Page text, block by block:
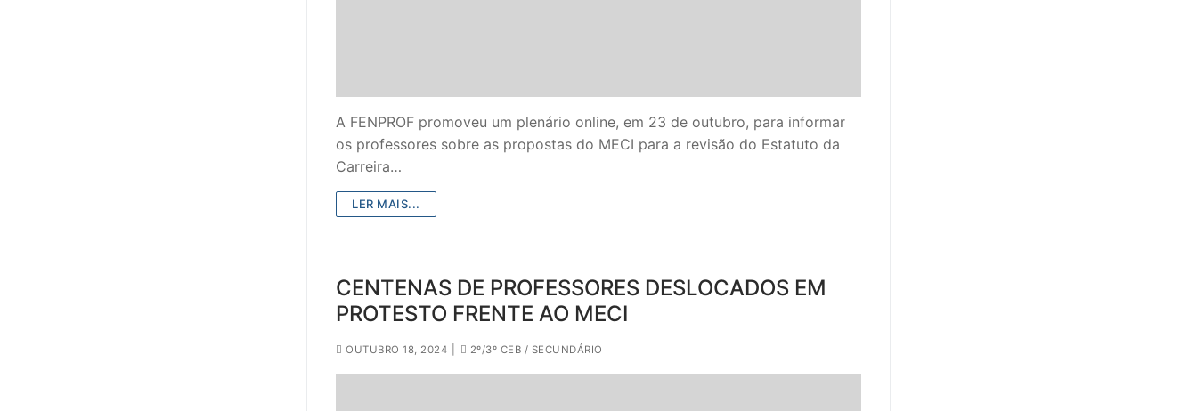
Contactos
A FENPROF promoveu um plenário online, em 23 de outubro, para informar
os professores sobre as propostas do MECI para a revisão do Estatuto da
Carreira…
LER MAIS...
CENTENAS DE PROFESSORES DESLOCADOS EM
PROTESTO FRENTE AO MECI
OUTUBRO 18, 2024 2º/3º CEB / SECUNDÁRIO